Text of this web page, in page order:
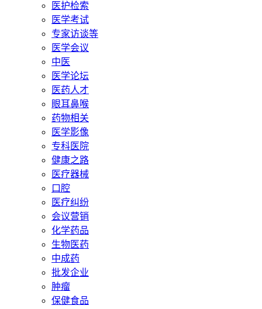
医护检索
医学考试
专家访谈等
医学会议
中医
医学论坛
医药人才
眼耳鼻喉
药物相关
医学影像
专科医院
健康之路
医疗器械
口腔
医疗纠纷
会议营销
化学药品
生物医药
中成药
批发企业
肿瘤
保健食品